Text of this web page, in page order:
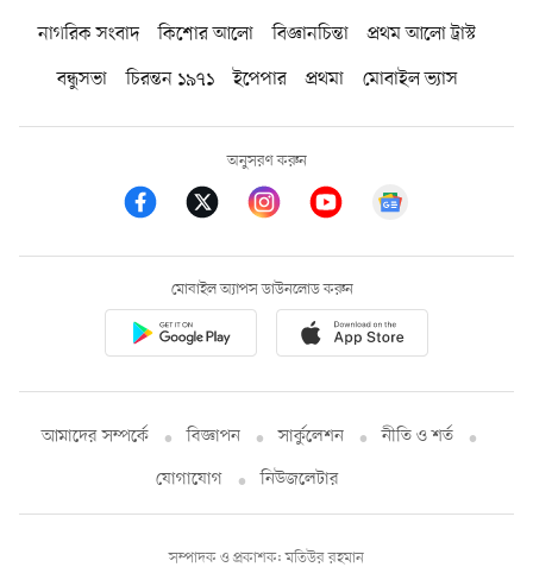
নাগরিক সংবাদ কিশোর আলো বিজ্ঞানচিন্তা
প্রথম আলো ট্রাস্ট
বন্ধুসভা
চিরন্তন ১৯৭১ ইপেপার প্রথমা মোবাইল ভ্যাস
অনুসরণ করুন
মোবাইল অ্যাপস ডাউনলোড করুন
আমাদের সম্পর্কে বিজ্ঞাপন সার্কুলেশন
নীতি ও শর্ত
যোগাযোগ
নিউজলেটার
সম্পাদক ও প্রকাশক: মতিউর রহমান